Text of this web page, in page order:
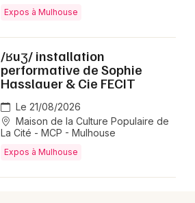
Expos à Mulhouse
/ʁuʒ/ installation
performative de Sophie
Hasslauer & Cie FECIT
Le 21/08/2026
Maison de la Culture Populaire de
La Cité - MCP - Mulhouse
Expos à Mulhouse